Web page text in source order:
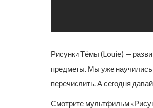
Рисунки Тёмы (Louie) —
предметы. Мы уже научились
перечислить. А сегодня
Смотрите мультфильм